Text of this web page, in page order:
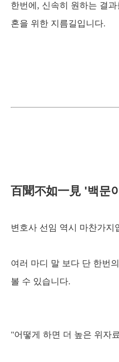
한번에, 신속히 원하는 결
혼을 위한 지름길입니다.
百聞不如一見 '백문
변호사 선임 역시 마찬가지
여러 마디 말 보다 단 한번
볼 수 있습니다.
"어떻게 하면 더 높은 위자